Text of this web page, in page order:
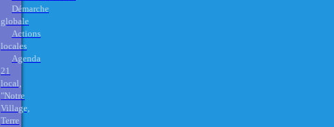
Démarche
globale
Actions
locales
Agenda
21
local,
"Notre
Village,
Terre